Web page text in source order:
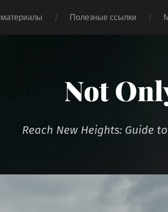
Полезные ссылки
Not
Reach New Heights: Guide